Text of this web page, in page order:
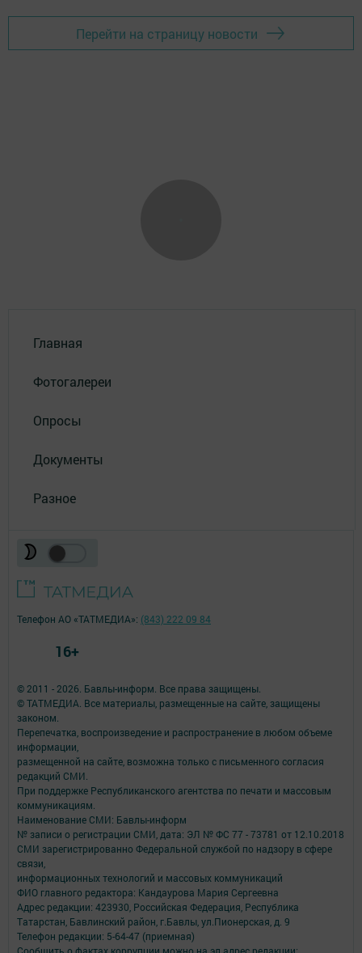
Перейти на страницу новости
Главная
Фотогалереи
Опросы
Документы
Разное
© 2011 - 2026. Бавлы-информ. Все права защищены.
© ТАТМЕДИА. Все материалы, размещенные на сайте, защищены
законом.
Перепечатка, воспроизведение и распространение в любом объеме
информации,
размещенной на сайте, возможна только с письменного согласия
редакций СМИ.
При поддержке Республиканского агентства по печати и массовым
коммуникациям.
Наименование СМИ: Бавлы-информ
№ записи о регистрации СМИ, дата: ЭЛ № ФС 77 - 73781 от 12.10.2018
СМИ зарегистрированно Федеральной службой по надзору в сфере
связи,
информационных технологий и массовых коммуникаций
ФИО главного редактора: Кандаурова Мария Сергеевна
Адрес редакции: 423930, Российская Федерация, Республика
Татарстан, Бавлинский район, г.Бавлы, ул.Пионерская, д. 9
Телефон редакции: 5-64-47 (приемная)
Телефон АО «ТАТМЕДИА»: (843) 222 09 84
16+